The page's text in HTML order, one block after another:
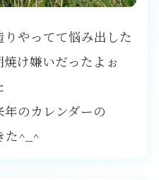
やってて悩み出した
け嫌いだったよぉ
のカレンダーの
た^_^